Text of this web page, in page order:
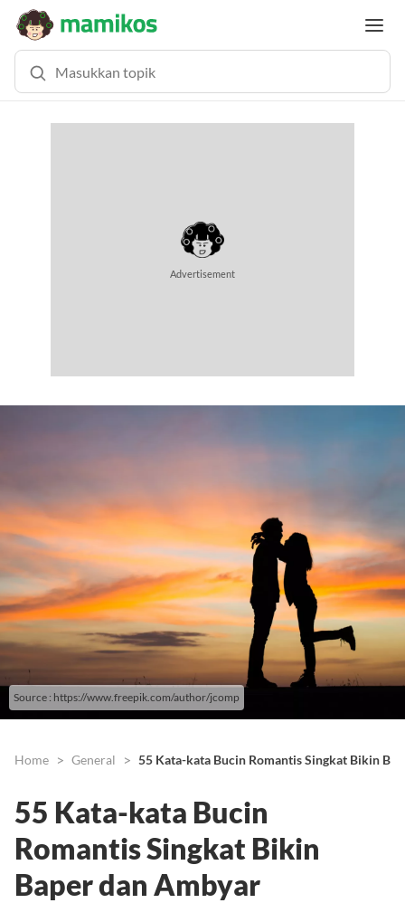
Advertisement
Source : https://www.freepik.com/author/jcomp
Home General 55 Kata-kata Bucin Romantis Singkat Bikin
55 Kata-kata Bucin
Romantis Singkat Bikin
Baper dan Ambyar